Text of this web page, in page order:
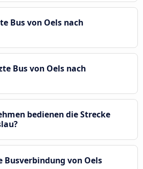
Bus von Oels nach
Bus von Oels nach
bedienen die Strecke
Busverbindung von Oels